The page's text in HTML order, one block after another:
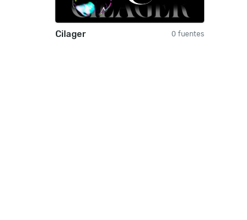
Cilager 0 fuentes